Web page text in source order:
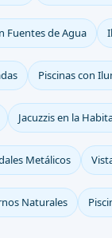
Fuentes de Agua
Piscinas con
Jacuzzis en la
Metálicos
Naturales